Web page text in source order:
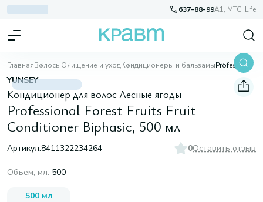
637-88-99A1, МТС, Life
ГлавнаяВолосыОчищение и уходКондиционеры и бальзамы Professional Forest Fruits Fruit Conditioner Biphasic, 500 мл
YUNSEY
Кондиционер для волос Лесные ягоды
Professional Forest Fruits Fruit
Conditioner Biphasic, 500 мл
Артикул:8411322234264 0Оставить отзыв
Объем, мл: 500
500 мл